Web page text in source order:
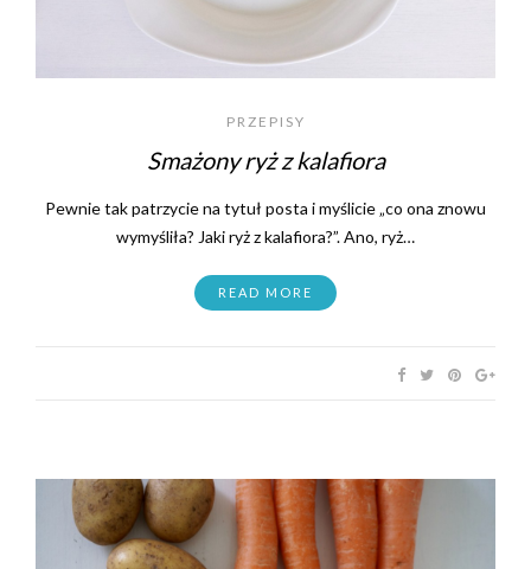
PRZEPISY
Smażony ryż z kalafiora
Pewnie tak patrzycie na tytuł posta i myślicie „co ona znowu
wymyśliła? Jaki ryż z kalafiora?”. Ano, ryż…
READ MORE